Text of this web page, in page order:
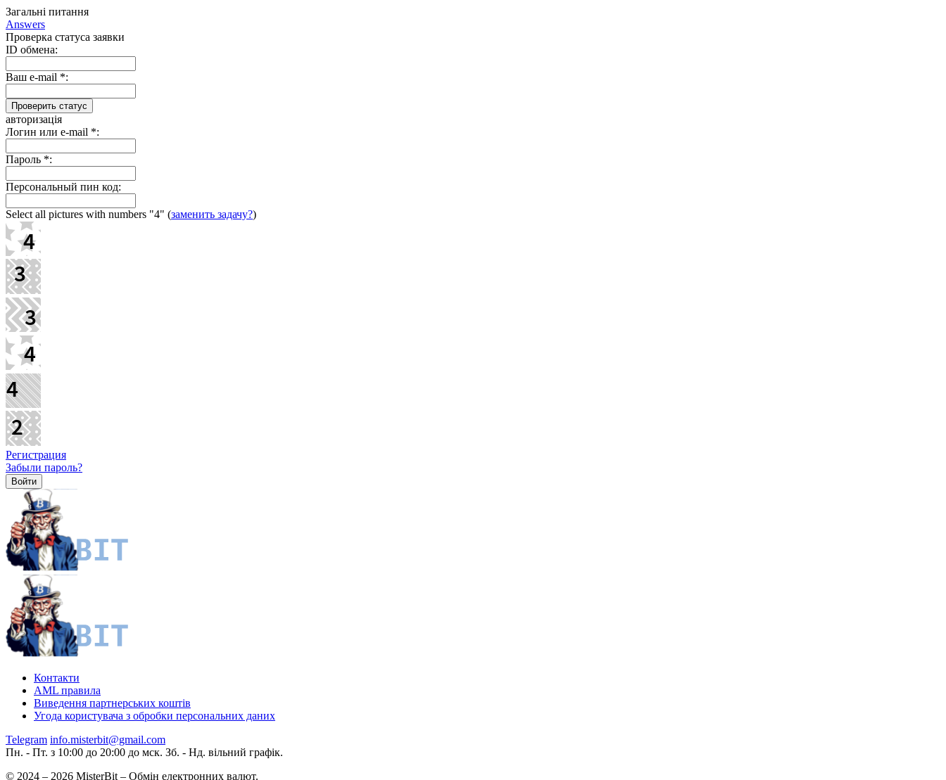
Загальні питання
Answers
Проверка статуса заявки
ID обмена:
Ваш e-mail *:
авторизація
Логин или e-mail *:
Пароль *:
Персональный пин код:
Select all pictures with numbers "4" (заменить задачу?)
Регистрация
Забыли пароль?
Контакти
AML правила
Виведення партнерських коштів
Угода користувача з обробки персональних даних
Telegram info.misterbit@gmail.com
Пн. - Пт. з 10:00 до 20:00 до мск. Зб. - Нд. вільний графік.
© 2024 – 2026 MisterBit – Обмін електронних валют.